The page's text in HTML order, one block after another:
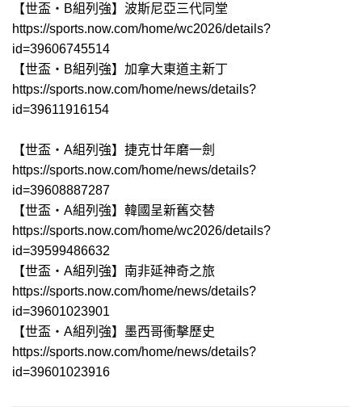
【世盃‧B組列強】波斯尼亞三代同堂
https://sports.now.com/home/wc2026/details?
id=39606745514
【世盃‧B組列強】加拿大東道主新丁
https://sports.now.com/home/news/details?
id=39611916154
【世盃‧A組列強】捷克廿年磨一劍
https://sports.now.com/home/news/details?
id=39608887287
【世盃‧A組列強】韓國呈新舊交替
https://sports.now.com/home/wc2026/details?
id=39599486632
【世盃‧A組列強】南非延神奇之旅
https://sports.now.com/home/news/details?
id=39601023901
【世盃‧A組列強】墨西哥衝擊歷史
https://sports.now.com/home/news/details?
id=39601023916